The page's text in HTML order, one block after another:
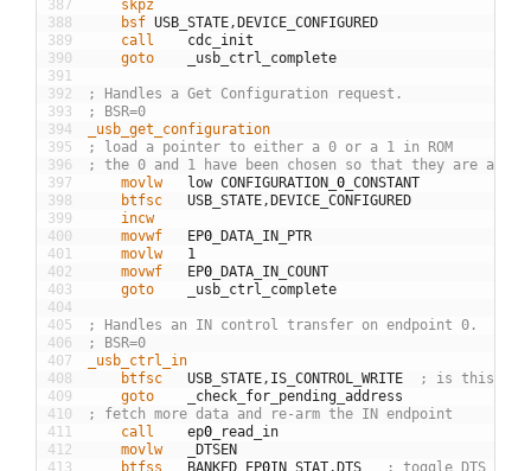
387
388
389
390
391
392
393
394
395
396
397
398
399
400
401
402
403
404
405
406
407
408
409
410
411
412
	skpz
	bsf
USB STATE, DEVICE CONFIGURED
	call
cdc init
	goto
usb ctrl complete
; Handles a Get Configuration request.
; BSR=0
_usb_get_configuration
; load a pointer to either a 0 or a 1 in ROM
; the 0 and 1 have been chosen so that they are
	movlw
low CONFIGURATION 0 CONSTANT
	btfsc
USB STATE, DEVICE CONFIGURED
	incw
	movwf
EP0 DATA IN
PTR
	movlw
1
	movwf
EP0 DATA IN COUNT
	goto
usb ctrl complete
; Handles an IN control transfer on endpoint 0.
; BSR=0
_usb_ctrl_in
	btfsc
USB STATE, IS CONTROL WRITE
; is this a
	goto
check for pending address
; fetch more data and re-arm the IN endpoint
	call
ep0 read
in
	movlw
DTSEN